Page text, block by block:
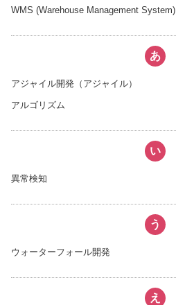
WMS (Warehouse Management System)
あ
アジャイル開発（アジャイル）
アルゴリズム
い
異常検知
う
ウォーターフォール開発
え